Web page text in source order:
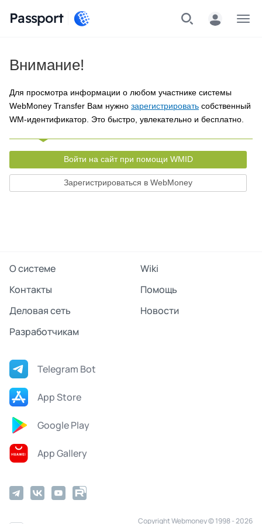
Passport
Внимание!
Для просмотра информации о любом участнике системы
WebMoney Transfer Вам нужно зарегистрировать собственный
WM-идентификатор. Это быстро, увлекательно и бесплатно.
Войти на сайт при помощи WMID
Зарегистрироваться в WebMoney
О системе
Wiki
Контакты
Помощь
Деловая сеть
Новости
Разработчикам
Telegram Bot
App Store
Google Play
App Gallery
Copyright Webmoney © 1998 - 2026